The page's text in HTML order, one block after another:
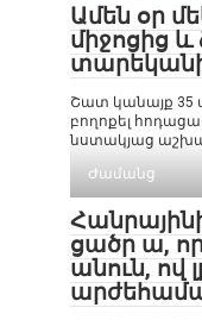
Ամեն օր
միջոցից և
Շատ կանայք 35
բողոքել
նստակյաց
Ժամանց
ցածր ա, որ
անուն, ով